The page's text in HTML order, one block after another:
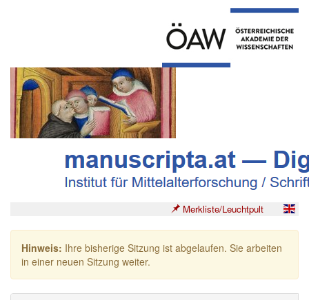
Merkliste/Leuchtpult
Hinweis: Ihre bisherige Sitzung ist abgelaufen. Sie arbeiten
in einer neuen Sitzung weiter.